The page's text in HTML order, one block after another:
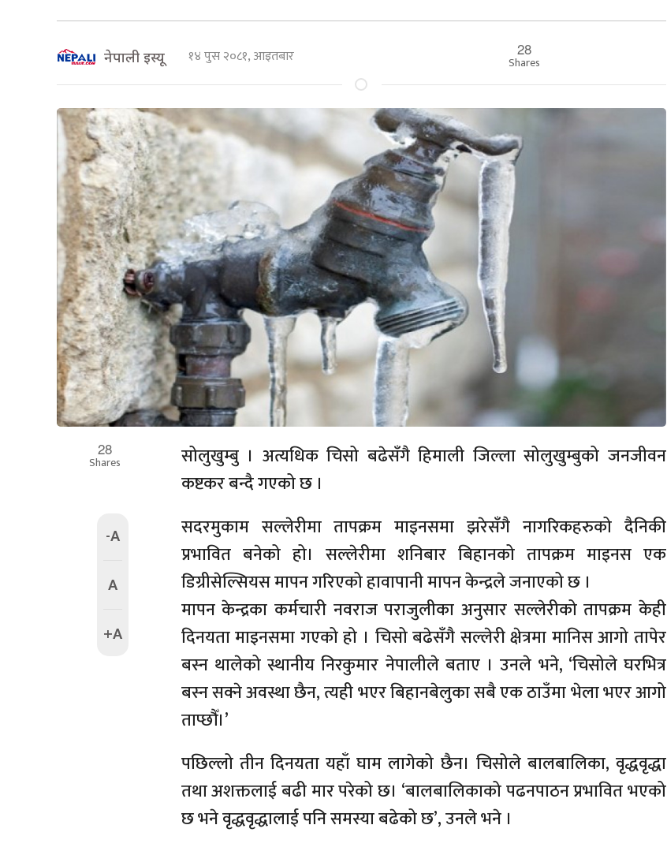
नेपाली इस्यू १४ पुस २०८१, आइतबार 28
Shares
28
Shares
-A
A
+A
सोलुखुम्बु । अत्यधिक चिसो बढेसँगै हिमाली जिल्ला सोलुखुम्बुको जनजीवन
कष्टकर बन्दै गएको छ ।
सदरमुकाम सल्लेरीमा तापक्रम माइनसमा झरेसँगै नागरिकहरुको दैनिकी
प्रभावित बनेको हो। सल्लेरीमा शनिबार बिहानको तापक्रम माइनस एक
डिग्रीसेल्सियस मापन गरिएको हावापानी मापन केन्द्रले जनाएको छ ।
मापन केन्द्रका कर्मचारी नवराज पराजुलीका अनुसार सल्लेरीको तापक्रम केही
दिनयता माइनसमा गएको हो । चिसो बढेसँगै सल्लेरी क्षेत्रमा मानिस आगो तापेर
बस्न थालेको स्थानीय निरकुमार नेपालीले बताए । उनले भने, ‘चिसोले घरभित्र
बस्न सक्ने अवस्था छैन, त्यही भएर बिहानबेलुका सबै एक ठाउँमा भेला भएर आगो
ताप्छौँ।’
पछिल्लो तीन दिनयता यहाँ घाम लागेको छैन। चिसोले बालबालिका, वृद्धवृद्धा
तथा अशक्तलाई बढी मार परेको छ। ‘बालबालिकाको पढनपाठन प्रभावित भएको
छ भने वृद्धवृद्धालाई पनि समस्या बढेको छ’, उनले भने ।